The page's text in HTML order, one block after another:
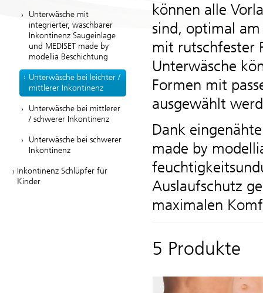
Unterwäsche mit
integrierter, waschbarer
Inkontinenz Saugeinlage
und MEDISET made by
modellia Beschichtung
Unterwäsche bei leichter /
mittlerer Inkontinenz
Unterwäsche bei mittlerer
/ schwerer Inkontinenz
Unterwäsche bei schwerer
Inkontinenz
Inkontinenz Schlüpfer für
Kinder
können alle
sind, optimal
mit rutschfester
Unterwäsche
Formen mit
ausgewählt
Dank
made by
Auslaufschutz
maximalen
5 Produkte